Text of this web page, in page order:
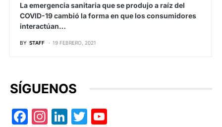
La emergencia sanitaria que se produjo a raíz del
COVID-19 cambió la forma en que los consumidores
interactúan…
BY STAFF 19 FEBRERO, 2021
SÍGUENOS
Facebook
Instagram
LinkedIn
Twitter